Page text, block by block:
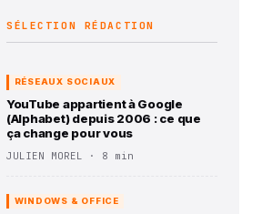
SÉLECTION RÉDACTION
RÉSEAUX SOCIAUX
YouTube appartient à Google
(Alphabet) depuis 2006 : ce que
ça change pour vous
JULIEN MOREL · 8 min
WINDOWS & OFFICE